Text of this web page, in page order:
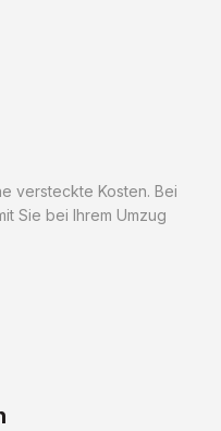
versteckte Kosten. Bei
Sie bei Ihrem Umzug